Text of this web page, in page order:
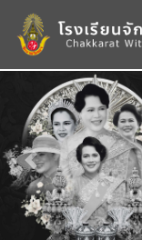
Previous